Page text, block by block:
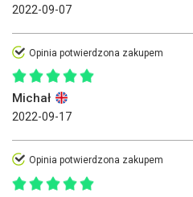
2022-09-07
Opinia potwierdzona zakupem
Michał
2022-09-17
Opinia potwierdzona zakupem